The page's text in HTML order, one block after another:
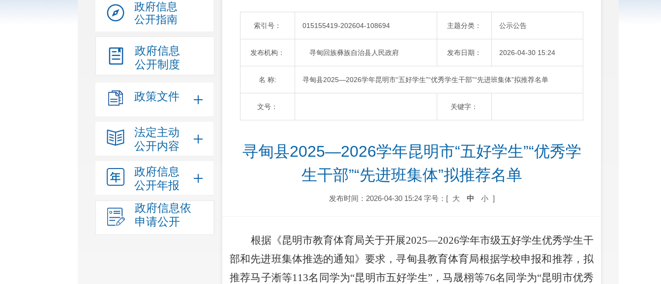
政府信息
公开指南
政府信息
公开制度
政策文件
法定主动
公开内容
政府信息
公开年报
政府信息依
申请公开
索引号： 015155419-202604-108694 主题分类： 公示公告
发布机构： 寻甸回族彝族自治县人民政府 发布日期： 2026-04-30 15:24
名 称: 寻甸县2025—2026学年昆明市“五好学生”“优秀学生干部”“先进班集体”拟推荐名单
文号： 关键字：
寻甸县2025—2026学年昆明市“五好学生”“优秀学
生干部”“先进班集体”拟推荐名单
发布时间：2026-04-30 15:24 字号：[ 大 中 小 ]
根据《昆明市教育体育局关于开展2025—2026学年市级五好学生优秀学生干
部和先进班集体推选的通知》要求 ，寻甸县教育体育局根据学校申报和推荐，拟
推荐马子淅等113名同学为“昆明市五好学生”， 马晟栩等76名同学为“昆明市优秀